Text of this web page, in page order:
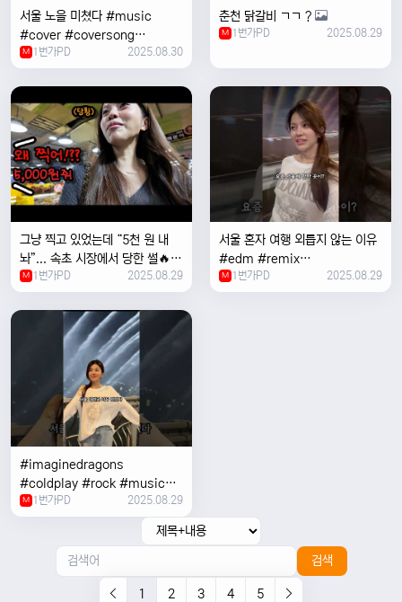
서울 노을 미쳤다 #music
#cover #coversong
#singer #서울 #노을 #한국 #
한강
M 1번가PD 2025.08.30
춘천 닭갈비 ㄱㄱ ?
M 1번가PD 2025.08.29
그냥 찍고 있었는데 “5천 원 내
놔”... 속초 시장에서 당한 썰🔥
M 1번가PD 2025.08.29
서울 혼자 여행 외릅지 않는 이유
#edm #remix
#electronicmusic #singer
#newmusic #music #여행
M 1번가PD 2025.08.29
#imaginedragons
#coldplay #rock #music
#concert
M 1번가PD 2025.08.29
검색
1 2 3 4 5